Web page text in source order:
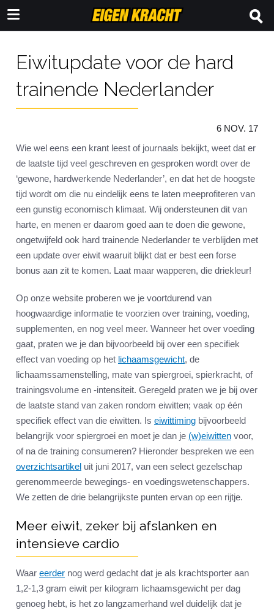
Eiwitupdate voor de hard
trainende Nederlander
6 NOV. 17
Wie wel eens een krant leest of journaals bekijkt, weet dat er
de laatste tijd veel geschreven en gesproken wordt over de
‘gewone, hardwerkende Nederlander’, en dat het de hoogste
tijd wordt om die nu eindelijk eens te laten meeprofiteren van
een gunstig economisch klimaat. Wij ondersteunen dit van
harte, en menen er daarom goed aan te doen die gewone,
ongetwijfeld ook hard trainende Nederlander te verblijden met
een update over eiwit waaruit blijkt dat er best een forse
bonus aan zit te komen. Laat maar wapperen, die driekleur!
Op onze website proberen we je voortdurend van
hoogwaardige informatie te voorzien over training, voeding,
supplementen, en nog veel meer. Wanneer het over voeding
gaat, praten we je dan bijvoorbeeld bij over een specifiek
effect van voeding op het lichaamsgewicht, de
lichaamssamenstelling, mate van spiergroei, spierkracht, of
trainingsvolume en -intensiteit. Geregeld praten we je bij over
de laatste stand van zaken rondom eiwitten; vaak op één
specifiek effect van die eiwitten. Is eiwittiming bijvoorbeeld
belangrijk voor spiergroei en moet je dan je (w)eiwitten voor,
of na de training consumeren? Hieronder bespreken we een
overzichtsartikel uit juni 2017, van een select gezelschap
gerenommeerde bewegings- en voedingswetenschappers.
We zetten de drie belangrijkste punten ervan op een rijtje.
Meer eiwit, zeker bij afslanken en
intensieve cardio
Waar eerder nog werd gedacht dat je als krachtsporter aan
1,2-1,3 gram eiwit per kilogram lichaamsgewicht per dag
genoeg hebt, is het zo langzamerhand wel duidelijk dat je